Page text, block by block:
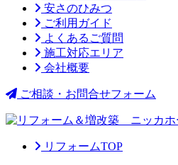
安さのひみつ
ご利用ガイド
よくあるご質問
施工対応エリア
会社概要
ご相談・お問合せフォーム
リフォームTOP